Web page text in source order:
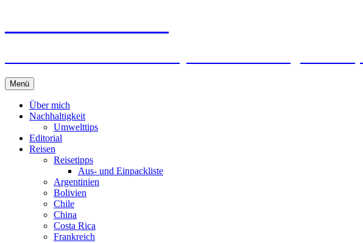
Menü Springe
zum
Inhalt
Über mich
Nachhaltigkeit
Umwelttips
Editorial
Reisen
Reisetipps
Aus- und Einpackliste
Argentinien
Bolivien
Chile
China
Costa Rica
Frankreich